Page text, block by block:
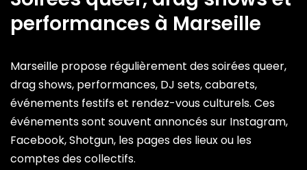
performances à Marseille
Marseille propose régulièrement des soirées queer,
drag shows, performances, DJ sets, cabarets,
événements festifs et rendez-vous culturels. Ces
événements sont souvent annoncés sur Instagram,
Facebook, Shotgun, les pages des lieux ou les
comptes des collectifs.